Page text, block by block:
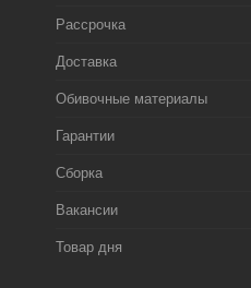
Рассрочка
Доставка
Обивочные материалы
Гарантии
Сборка
Вакансии
Товар дня